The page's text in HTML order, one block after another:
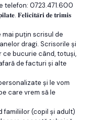
telefon: 0723.471.600
𝐅𝐞𝐥𝐢𝐜𝐢𝐭𝐚̆𝐫𝐢 𝐝𝐞 𝐭𝐫𝐢𝐦𝐢𝐬
mai puțin scrisul de
dragi. Scrisorile și
ce bucurie când, totuși,
de facturi și alte
și le vom
care vrem să le
familiilor (copil şi adult)